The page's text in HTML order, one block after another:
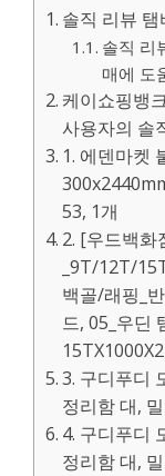
솔직 리뷰
솔직 리
매에 도
케이쇼핑뱅
사용자의 솔
1. 에덴마켓
53, 1개
2. [우드백화
_9T/12T/
백골/래핑_
드, 05_우딘
3. 구디푸디
정리함 대,
4. 구디푸디
정리함 대,